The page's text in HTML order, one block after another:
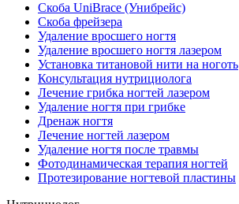
Скоба UniBrace (Унибрейс)
Скоба фрейзера
Удаление вросшего ногтя
Удаление вросшего ногтя лазером
Установка титановой нити на ноготь
Консультация нутрициолога
Лечение грибка ногтей лазером
Удаление ногтя при грибке
Дренаж ногтя
Лечение ногтей лазером
Удаление ногтя после травмы
Фотодинамическая терапия ногтей
Протезирование ногтевой пластины